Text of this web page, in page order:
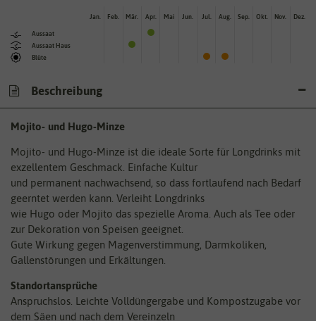
Aussaat
Aussaat Haus
Blüte
Jan. Feb. Mär. Apr. Mai Jun. Jul. Aug. Sep. Okt. Nov. Dez.
Beschreibung
Mojito- und Hugo-Minze
Mojito- und Hugo-Minze ist die ideale Sorte für Longdrinks mit
exzellentem Geschmack. Einfache Kultur
und permanent nachwachsend, so dass fortlaufend nach Bedarf
geerntet werden kann. Verleiht Longdrinks
wie Hugo oder Mojito das spezielle Aroma. Auch als Tee oder
zur Dekoration von Speisen geeignet.
Gute Wirkung gegen Magenverstimmung, Darmkoliken,
Gallenstörungen und Erkältungen.
Standortansprüche
Anspruchslos. Leichte Volldüngergabe und Kompostzugabe vor
dem Säen und nach dem Vereinzeln